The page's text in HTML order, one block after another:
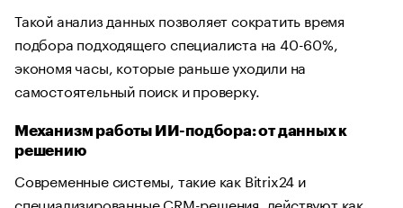
Такой анализ данных позволяет сократить время
подбора подходящего специалиста на 40-60%,
экономя часы, которые раньше уходили на
самостоятельный поиск и проверку.
Механизм работы ИИ-подбора: от данных к
решению
Современные системы, такие как Bitrix24 и
специализированные CRM-решения, действуют как